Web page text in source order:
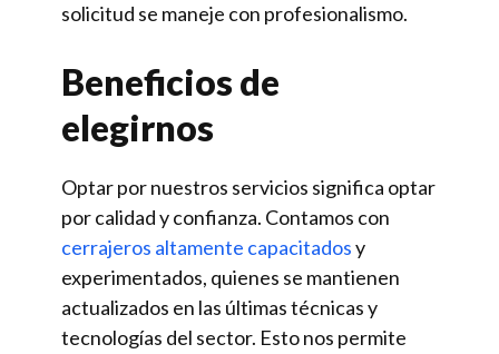
solicitud se maneje con profesionalismo.
Beneficios de
elegirnos
Optar por nuestros servicios significa optar
por calidad y confianza. Contamos con
cerrajeros altamente capacitadosy
experimentados, quienes se mantienen
actualizados en las últimas técnicas y
tecnologías del sector. Esto nos permite